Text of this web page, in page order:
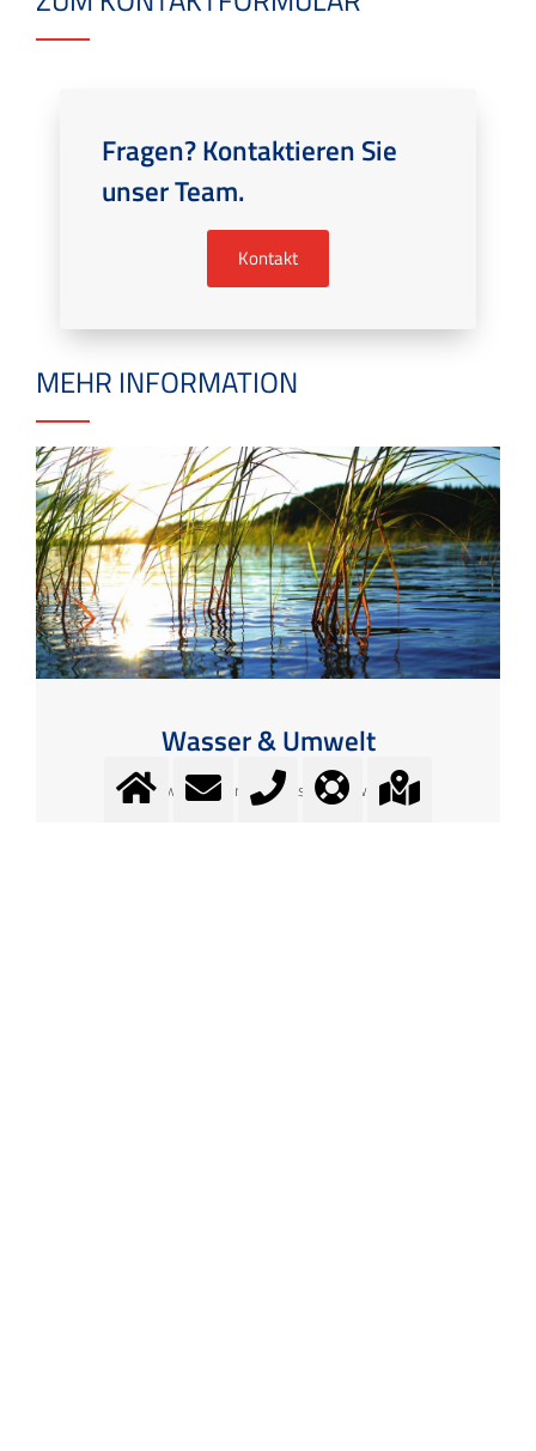
Fragen? Kontaktieren Sie
unser Team.
Kontakt
MEHR INFORMATION
Wasser & Umwelt
Trinkwasser - Prozesswasser - Abwasser